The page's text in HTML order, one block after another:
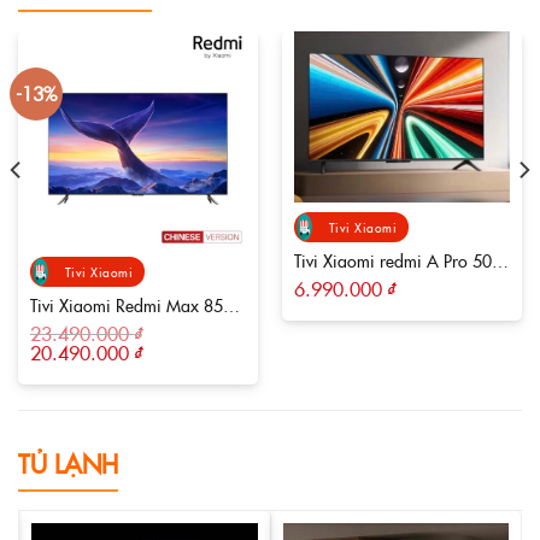
-13%
Tivi Xiaomi
Tivi Xiaomi Redmi Max 85
Inch 3GB/64GB/144Hz
23.490.000₫
Giá
gốc
là:
20.490.000 ₫Giá
hiện
tại
Tivi Xiaomi
Tivi Xiaomi redmi A Pro 50
inch Bản Tiết kiệm điện, Tần
6.990.000 ₫
TỦ LẠNH